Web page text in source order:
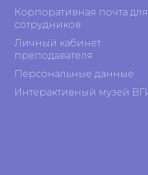
Корпоративная почта для
сотрудников
Личный кабинет
преподавателя
Персональные данные
Интерактивный музей